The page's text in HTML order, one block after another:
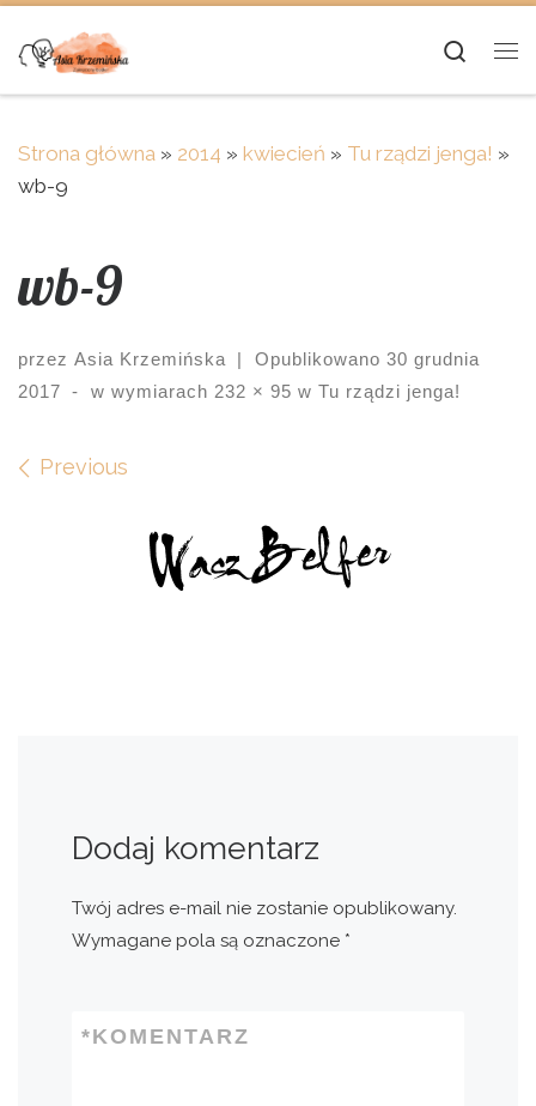
Skip to content
Strona główna » 2014 » kwiecień » Tu rządzi jenga! »
wb-9
wb-9
przez Asia Krzemińska | Opublikowano 30 grudnia
2017
- w wymiarach 232 × 95 w Tu rządzi jenga!
Images navigation
Previous
Dodaj komentarz
Twój adres e-mail nie zostanie opublikowany.
Wymagane pola są oznaczone *
KOMENTARZ
*